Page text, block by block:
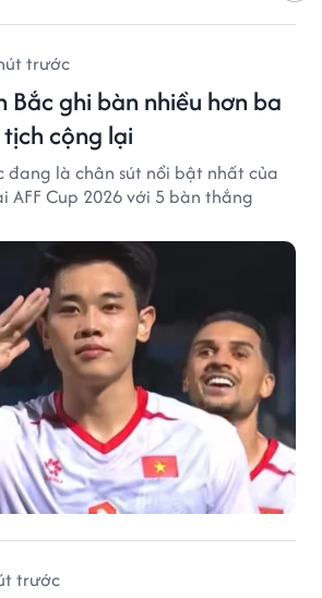
trước
Bắc ghi bàn nhiều hơn ba
cộng lại
đang là chân sút nổi bật nhất của
AFF Cup 2026 với 5 bàn thắng
trước